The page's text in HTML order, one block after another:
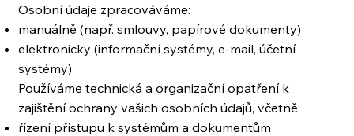
Osobní údaje zpracováváme:
manuálně (např. smlouvy, papírové dokumenty)
elektronicky (informační systémy, e-mail, účetní
systémy)
Používáme technická a organizační opatření k
zajištění ochrany vašich osobních údajů, včetně:
řízení přístupu k systémům a dokumentům